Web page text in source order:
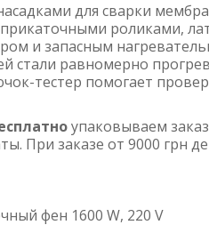
для сварки
роликами,
и запасным
стали равномерно
тестер помогает
упаковываем
При заказе от 9000 грн
фен 1600 W, 220 V